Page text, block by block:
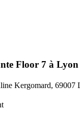
Floor 7 à Lyon
Kergomard, 69007